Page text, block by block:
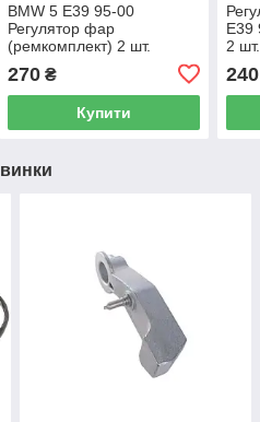
BMW 5 E39 95-00
Регулятор фар
(ремкомплект) 2 шт.
270₴
Купити
E39
2 шт.
240